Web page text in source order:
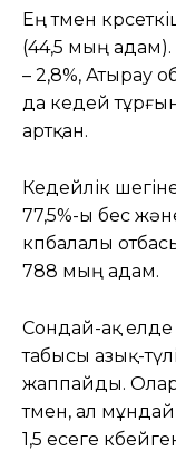
Ең төмен
(44,5 мың
– 2,8%, Атырау
да кедей
артқан.
Кедейлік
77,5%-ы бес
көпбалалы
788 мың адам.
Сондай-ақ
табысы азық-
жаппайды.
төмен, ал
1,5 есеге